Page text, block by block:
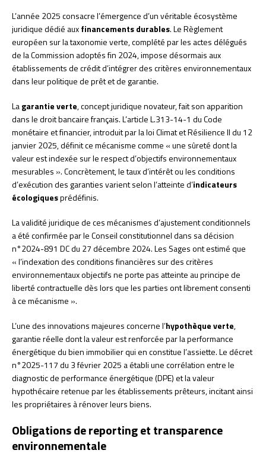
L’année 2025 consacre l’émergence d’un véritable écosystème
juridique dédié auxfinancements durables. Le Règlement
européen sur la taxonomie verte, complété par les actes délégués
de la Commission adoptés fin 2024, impose désormais aux
établissements de crédit d’intégrer des critères environnementaux
dans leur politique de prêt et de garantie.
Lagarantie verte, concept juridique novateur, fait son apparition
dans le droit bancaire français. L’article L.313-14-1 du Code
monétaire et financier, introduit par la loi Climat et Résilience II du 12
janvier 2025, définit ce mécanisme comme « une sûreté dont la
valeur est indexée sur le respect d’objectifs environnementaux
mesurables ». Concrètement, le taux d’intérêt ou les conditions
d’exécution des garanties varient selon l’atteinte d’indicateurs
écologiquesprédéfinis.
La validité juridique de ces mécanismes d’ajustement conditionnels
a été confirmée par le Conseil constitutionnel dans sa décision
n°2024-891 DC du 27 décembre 2024. Les Sages ont estimé que
« l’indexation des conditions financières sur des critères
environnementaux objectifs ne porte pas atteinte au principe de
liberté contractuelle dès lors que les parties ont librement consenti
à ce mécanisme ».
L’une des innovations majeures concerne l’hypothèque verte,
garantie réelle dont la valeur est renforcée par la performance
énergétique du bien immobilier qui en constitue l’assiette. Le décret
n°2025-117 du 3 février 2025 a établi une corrélation entre le
diagnostic de performance énergétique (DPE) et la valeur
hypothécaire retenue par les établissements prêteurs, incitant ainsi
les propriétaires à rénover leurs biens.
Obligations de reporting et transparence
environnementale